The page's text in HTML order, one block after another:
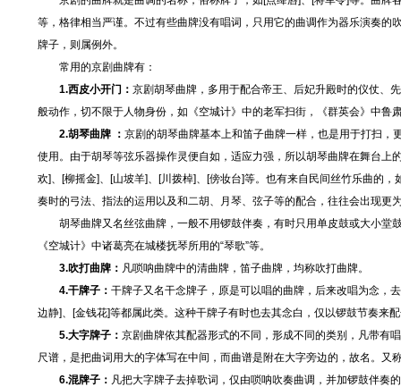
等，格律相当严谨。不过有些曲牌没有唱词，只用它的曲调作为器乐演奏
牌子，则属例外。
常用的京剧曲牌有：
1.西皮小开门： 京剧胡琴曲牌，多用于配合帝王、后妃升殿时的仪仗、
般动作，切不限于人物身份，如《空城计》中的老军扫街，《群英会》中鲁
2.胡琴曲牌 ： 京剧的胡琴曲牌基本上和笛子曲牌一样，也是用于打扫
使用。由于胡琴等弦乐器操作灵便自如，适应力强，所以胡琴曲牌在舞台
欢]、[柳摇金]、[山坡羊]、[川拨棹]、[傍妆台]等。也有来自民间丝竹乐曲的
奏时的弓法、指法的运用以及和二胡、月琴、弦子等的配合，往往会出现更
胡琴曲牌又名丝弦曲牌，一般不用锣鼓伴奏，有时只用单皮鼓或大小堂
《空城计》中诸葛亮在城楼抚琴所用的“琴歌”等。
3.吹打曲牌： 凡唢呐曲牌中的清曲牌，笛子曲牌，均称吹打曲牌。
4.干牌子： 干牌子又名干念牌子，原是可以唱的曲牌，后来改唱为念，
边静]、[金钱花]等都属此类。这种干牌子有时也去其念白，仅以锣鼓节奏来
5.大字牌子： 京剧曲牌依其配器形式的不同，形成不同的类别，凡带有
尺谱，是把曲词用大的字体写在中间，而曲谱是附在大字旁边的，故名。又
6.混牌子： 凡把大字牌子去掉歌词，仅由唢呐吹奏曲调，并加锣鼓伴奏